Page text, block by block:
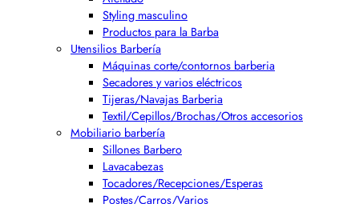
Styling masculino
Productos para la Barba
Utensilios Barbería
Máquinas corte/contornos barberia
Secadores y varios eléctricos
Tijeras/Navajas Barberia
Textil/Cepillos/Brochas/Otros accesorios
Mobiliario barbería
Sillones Barbero
Lavacabezas
Tocadores/Recepciones/Esperas
Postes/Carros/Varios